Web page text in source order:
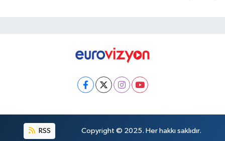
RSS Copyright © 2025. Her hakkı saklıdır.